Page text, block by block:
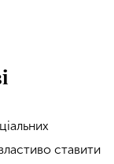
ставити